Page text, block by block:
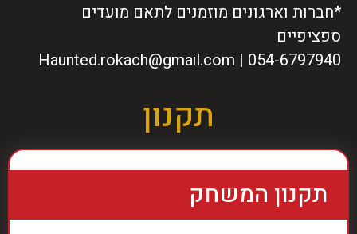
*חברות וארגונים מוזמנים לתאם מועדים
ספציפיים
054-6797940 |
Haunted.rokach@gmail.com
תקנון
תקנון המשחק